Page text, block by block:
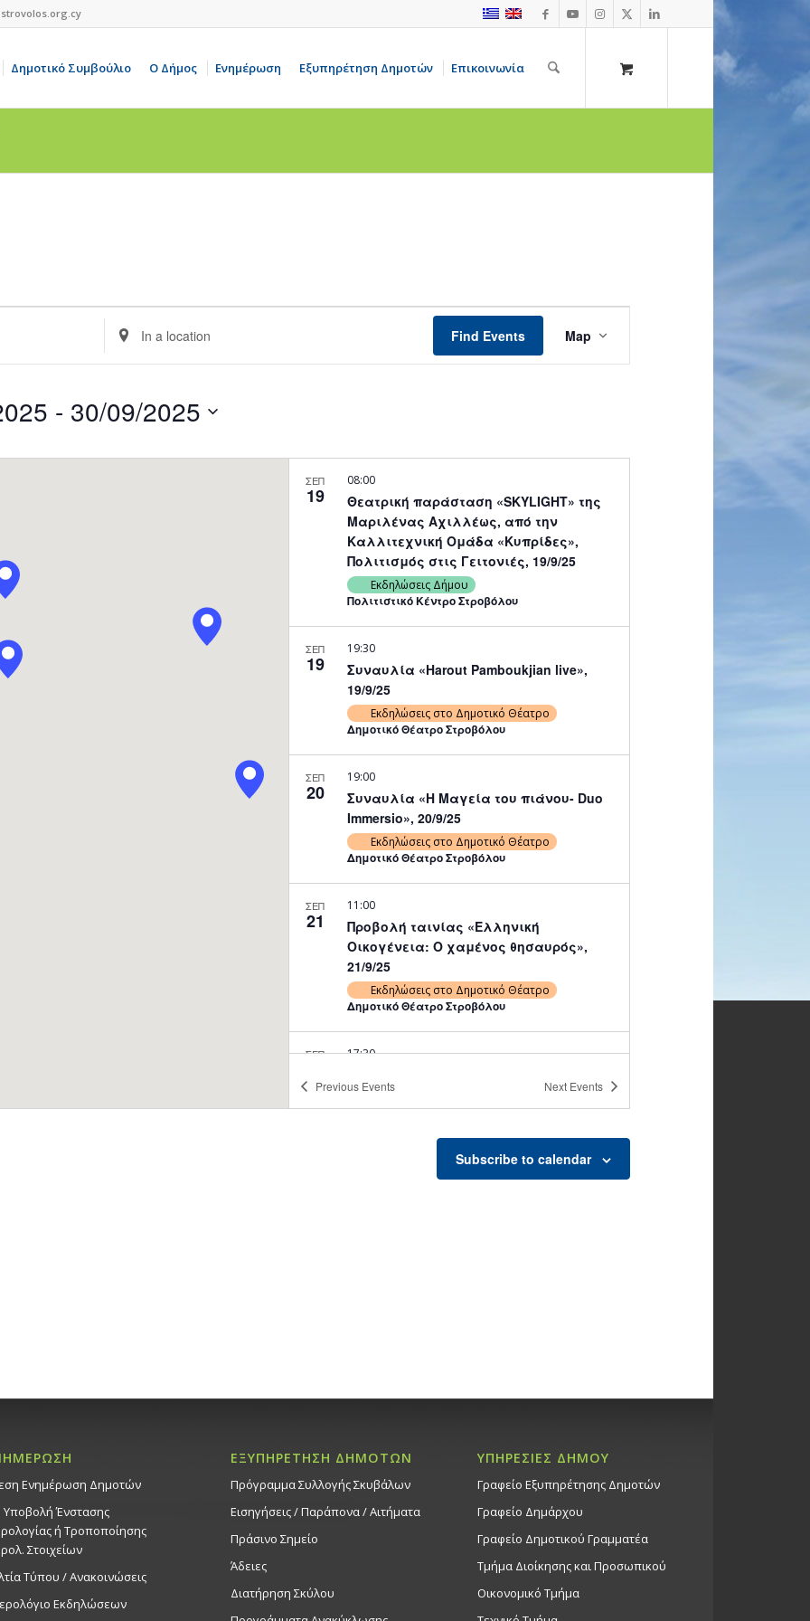
Δημοτικό Συμβούλιο Ο Δήμος Ενημέρωση Εξυπηρέτηση Δημοτών Επικοινωνία
Enter
Location.
Search
Events
by
Find Events
Views
Map
- 30/09/2025
ΣΕΠ
19
Θεατρική παράσταση «SKYLIGHT» της
Μαριλένας Αχιλλέως, από την
Καλλιτεχνική Ομάδα «Κυπρίδες»,
Πολιτισμός στις Γειτονιές, 19/9/25
08:00
Εκδηλώσεις Δήμου
Πολιτιστικό Κέντρο Στροβόλου
ΣΕΠ
19
Συναυλία «Harout Pamboukjian live»,
19/9/25
19:30
Εκδηλώσεις στο Δημοτικό Θέατρο
Δημοτικό Θέατρο Στροβόλου
ΣΕΠ
20
Συναυλία «Η Μαγεία του πιάνου- Duo
Immersio», 20/9/25
19:00
Εκδηλώσεις στο Δημοτικό Θέατρο
Δημοτικό Θέατρο Στροβόλου
ΣΕΠ
21
Προβολή ταινίας «Ελληνική
Οικογένεια: Ο χαμένος θησαυρός»,
21/9/25
11:00
Εκδηλώσεις στο Δημοτικό Θέατρο
Δημοτικό Θέατρο Στροβόλου
ΣΕΠ
Οικογένεια: Ο χαμένος θησαυρός»,
21/9/25
17:30
Εκδηλώσεις στο Δημοτικό Θέατρο
Δημοτικό Θέατρο Στροβόλου
25
αγαπημένα διαχρονικά
25/9/25, στο πλαίσιο του
προγράμματος
«Πολιτισμός σε κάθε
Previous Events Next Events
Subscribe to calendar
Ενημέρωση Δημοτών
Υποβολή Ένστασης
ή Τροποποίησης
Στοιχείων
Τύπου / Ανακοινώσεις
Εκδηλώσεων
ΕΞΥΠΗΡΕΤΗΣΗ ΔΗΜΟΤΩΝ
Πρόγραμμα Συλλογής Σκυβάλων
Εισηγήσεις / Παράπονα / Αιτήματα
Πράσινο Σημείο
Άδειες
Διατήρηση Σκύλου
ΥΠΗΡΕΣΙΕΣ ΔΗΜΟΥ
Γραφείο Εξυπηρέτησης Δημοτών
Γραφείο Δημάρχου
Γραφείο Δημοτικού Γραμματέα
Τμήμα Διοίκησης και Προσωπικού
Οικονομικό Τμήμα